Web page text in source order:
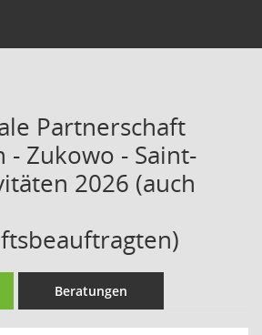
Partnerschaft
- Zukowo - Saint-
2026 (auch
Beratungen